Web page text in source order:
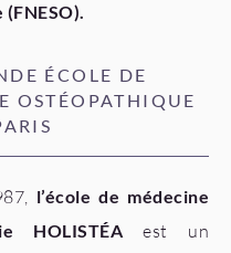
ÉCOLE DE
OSTÉOPATHIQUE
l’école de médecine
HOLISTÉAest un